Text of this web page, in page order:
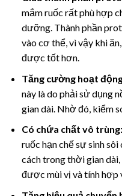
mắm ruốc rất phù hợp
dưỡng. Thành phần
vào cơ thể, vì vậy khi
được tốt hơn.
Tăng cường hoạt
này là do phải sử dụng
gian dài. Nhờ đó, kiểm
Có chứa chất vô trùng:
ruốc hạn chế sự sinh
cách trong thời gian
được mùi vị và tính hợp